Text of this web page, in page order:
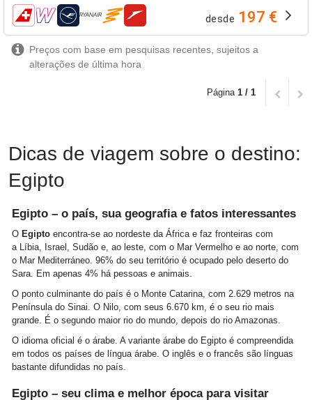
companhias aéreas desde 197 €
Preços com base em pesquisas recentes, sujeitos a
alterações de última hora
Página 1 / 1
Dicas de viagem sobre o destino:
Egipto
Egipto – o país, sua geografia e fatos interessantes
O Egipto encontra-se ao nordeste da África e faz fronteiras com
a Líbia, Israel, Sudão e, ao leste, com o Mar Vermelho e ao norte, com
o Mar Mediterráneo. 96% do seu território é ocupado pelo deserto do
Sara. Em apenas 4% há pessoas e animais.
O ponto culminante do país é o Monte Catarina, com 2.629 metros na
Península do Sinai. O Nilo, com seus 6.670 km, é o seu rio mais
grande. É o segundo maior rio do mundo, depois do rio Amazonas.
O idioma oficial é o árabe. A variante árabe do Egipto é compreendida
em todos os países de língua árabe. O inglês e o francês são línguas
bastante difundidas no país.
Egipto – seu clima e melhor época para visitar